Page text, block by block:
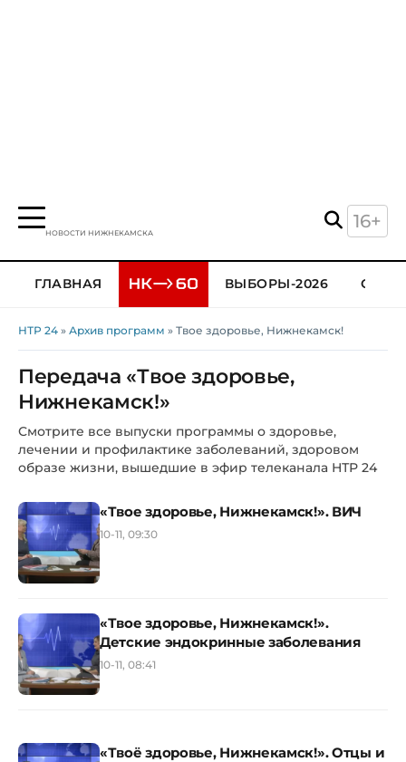
НОВОСТИ НИЖНЕКАМСКА
16+
ГЛАВНАЯ ВЫБОРЫ-2026
НТР 24 » Архив программ » Твое здоровье, Нижнекамск!
Передача «Твое здоровье,
Нижнекамск!»
Смотрите все выпуски программы о здоровье,
лечении и профилактике заболеваний, здоровом
образе жизни, вышедшие в эфир телеканала НТР 24
«Твое здоровье, Нижнекамск!». ВИЧ
10-11, 09:30
«Твое здоровье, Нижнекамск!».
Детские эндокринные заболевания
10-11, 08:41
«Твоё здоровье, Нижнекамск!». Отцы и